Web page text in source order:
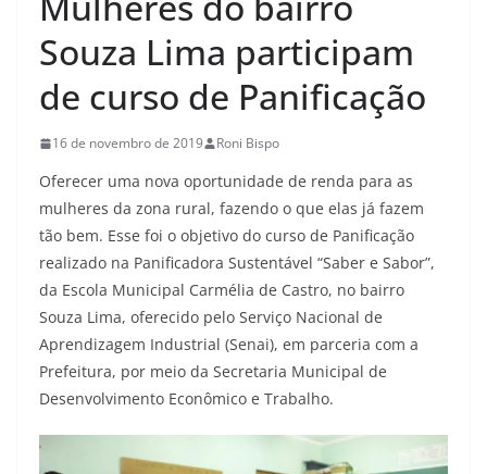
Souza Lima participam
de curso de Panificação
16 de novembro de 2019 Roni Bispo
Oferecer uma nova oportunidade de renda para as
mulheres da zona rural, fazendo o que elas já fazem
tão bem. Esse foi o objetivo do curso de Panificação
realizado na Panificadora Sustentável “Saber e Sabor”,
da Escola Municipal Carmélia de Castro, no bairro
Souza Lima, oferecido pelo Serviço Nacional de
Aprendizagem Industrial (Senai), em parceria com a
Prefeitura, por meio da Secretaria Municipal de
Desenvolvimento Econômico e Trabalho.